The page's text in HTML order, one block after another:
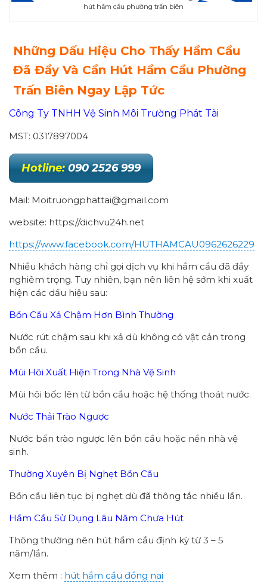
hút hầm cầu phường trấn biên
Những Dấu Hiệu Cho Thấy Hầm Cầu
Đã Đầy Và Cần Hút Hầm Cầu Phường
Trấn Biên Ngay Lập Tức
Công Ty TNHH Vệ Sinh Môi Trường Phát Tài
MST: 0317897004
Hotline: 090 2526 999
Mail: Moitruongphattai@gmail.com
website: https://dichvu24h.net
https://www.facebook.com/HUTHAMCAU0962626229
Nhiều khách hàng chỉ gọi dịch vụ khi hầm cầu đã đầy
nghiêm trọng. Tuy nhiên, bạn nên liên hệ sớm khi xuất
hiện các dấu hiệu sau:
Bồn Cầu Xả Chậm Hơn Bình Thường
Nước rút chậm sau khi xả dù không có vật cản trong
bồn cầu.
Mùi Hôi Xuất Hiện Trong Nhà Vệ Sinh
Mùi hôi bốc lên từ bồn cầu hoặc hệ thống thoát nước.
Nước Thải Trào Ngược
Nước bẩn trào ngược lên bồn cầu hoặc nền nhà vệ
sinh.
Thường Xuyên Bị Nghẹt Bồn Cầu
Bồn cầu liên tục bị nghẹt dù đã thông tắc nhiều lần.
Hầm Cầu Sử Dụng Lâu Năm Chưa Hút
Thông thường nên hút hầm cầu định kỳ từ 3 – 5
năm/lần.
Xem thêm : hút hầm cầu đồng nai